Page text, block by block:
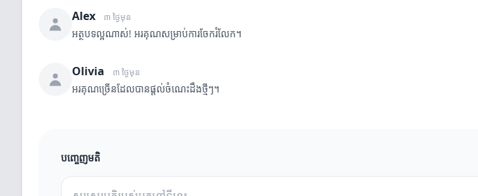
Alex ៣ ថ្ងៃមុន
អត្ថបទល្អណាស់! អរគុណសម្រាប់ការចែករំលែក។
Olivia ៣ ថ្ងៃមុន
អរគុណច្រើនដែលបានផ្តល់ចំណេះដឹងថ្មីៗ។
បញ្ចេញមតិ